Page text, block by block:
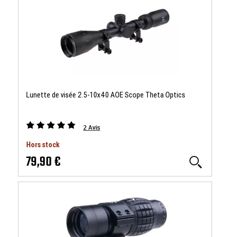
Lunette de visée 2.5-10x40 AOE Scope Theta Optics
2Avis
Hors stock
79,90 €